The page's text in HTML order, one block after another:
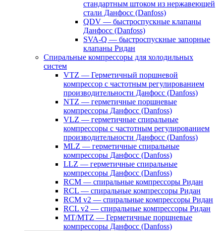
стандартным штоком из нержавеющей
стали Данфосс (Danfoss)
QDV — быстроспускные клапаны
Данфосс (Danfoss)
SVA-Q — быстроспускные запорные
клапаны Ридан
Спиральные компрессоры для холодильных
систем
VTZ — Герметичный поршневой
компрессор с частотным регулированием
производительности Данфосс (Danfoss)
NTZ — герметичные поршневые
компрессоры Данфосс (Danfoss)
VLZ — герметичные спиральные
компрессоры с частотным регулированием
производительности Данфосс (Danfoss)
MLZ — герметичные спиральные
компрессоры Данфосс (Danfoss)
LLZ — герметичные спиральные
компрессоры Данфосс (Danfoss)
RCM — спиральные компрессоры Ридан
RCL — спиральные компрессоры Ридан
RCM v2 — спиральные компрессоры Ридан
RCL v2 — спиральные компрессоры Ридан
MT/MTZ — Герметичные поршневые
компрессоры Данфосс (Danfoss)